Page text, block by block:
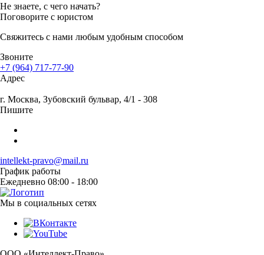
Не знаете, с чего начать?
Поговорите с юристом
Свяжитесь с нами любым удобным способом
Звоните
+7 (964) 717-77-90
Адрес
г. Москва, Зубовский бульвар, 4/1 - 308
Пишите
intellekt-pravo@mail.ru
График работы
Ежедневно 08:00 - 18:00
Мы в социальных сетях